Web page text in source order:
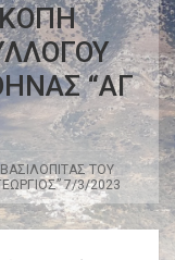
ΚΟΠΗ
“ΑΓ
ΤΟΥ
7/3/2023